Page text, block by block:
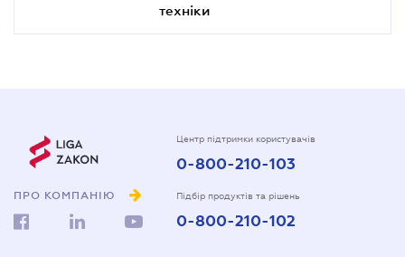
техніки
ПРО КОМПАНІЮ
Центр підтримки користувачів
0-800-210-103
Підбір продуктів та рішень
0-800-210-102